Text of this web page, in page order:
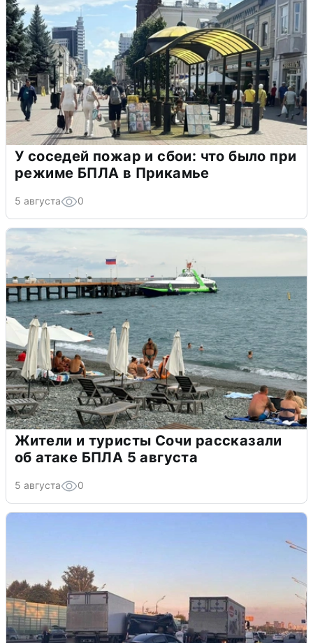
У соседей пожар и сбои: что было при
режиме БПЛА в Прикамье
5 августа 0
Жители и туристы Сочи рассказали
об атаке БПЛА 5 августа
5 августа 0